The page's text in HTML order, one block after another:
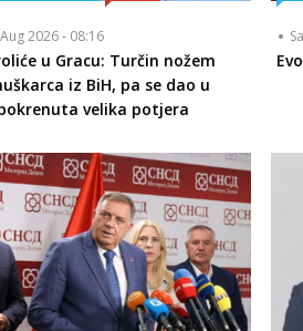
2026 - 08:16
u Gracu: Turčin nožem
iz BiH, pa se dao u
velika potjera